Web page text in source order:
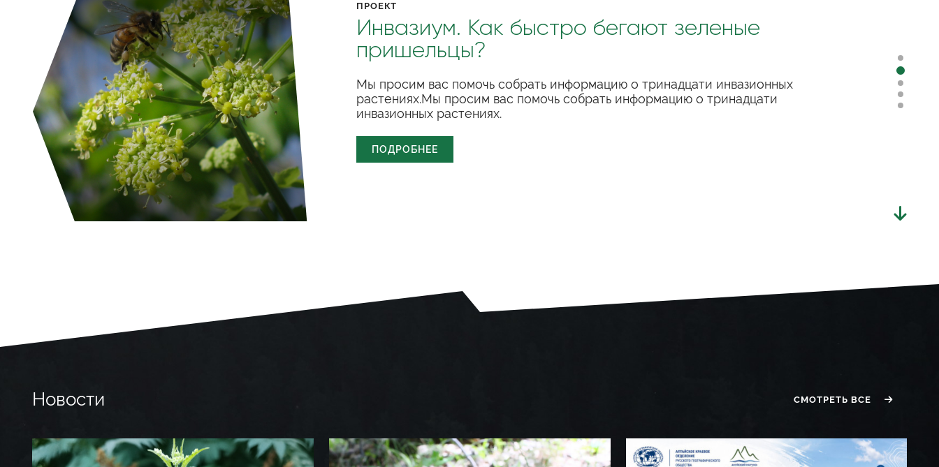
ПРОЕКТ
Инвазиум. Как быстро бегают зеленые
пришельцы?
Мы просим вас помочь собрать информацию о тринадцати инвазионных
растениях.Мы просим вас помочь собрать информацию о тринадцати
инвазионных растениях.
ПОДРОБНЕЕ
Новости СМОТРЕТЬ ВСЕ